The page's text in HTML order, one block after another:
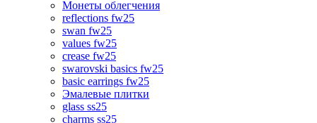
Монеты облегчения
reflections fw25
swan fw25
values fw25
crease fw25
swarovski basics fw25
basic earrings fw25
Эмалевые плитки
glass ss25
charms ss25